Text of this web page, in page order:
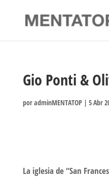
Gio Ponti &
poradminMENTATOP| 5 Abr
La iglesia de “San